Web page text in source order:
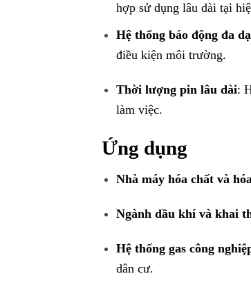
hợp sử dụng lâu dài tại
Hệ thống báo động đa
điều kiện môi trường.
Thời lượng pin lâu dài:
làm việc.
Ứng dụng
Nhà máy hóa chất và
Ngành dầu khí và khai
Hệ thống gas công
dân cư.